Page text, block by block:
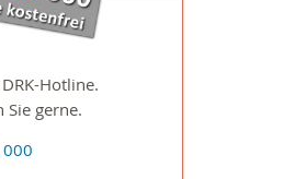
Hotline.
Sie gerne.